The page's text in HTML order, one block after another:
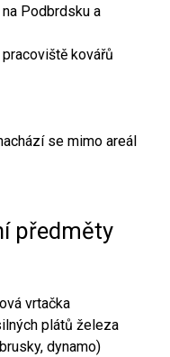
Podbrdsku a
kovářů
se mimo areál
předměty
vrtačka
plátů železa
dynamo)